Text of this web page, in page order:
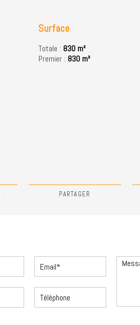
Surface
Totale : 830 m²
Premier : 830 m²
PARTAGER